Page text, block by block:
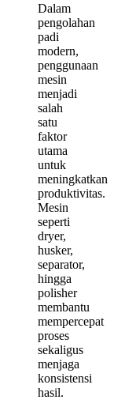
Dalam
pengolahan
padi
modern,
penggunaan
mesin
menjadi
salah
satu
faktor
utama
untuk
meningkatkan
produktivitas.
Mesin
seperti
dryer,
husker,
separator,
hingga
polisher
membantu
mempercepat
proses
sekaligus
menjaga
konsistensi
hasil.